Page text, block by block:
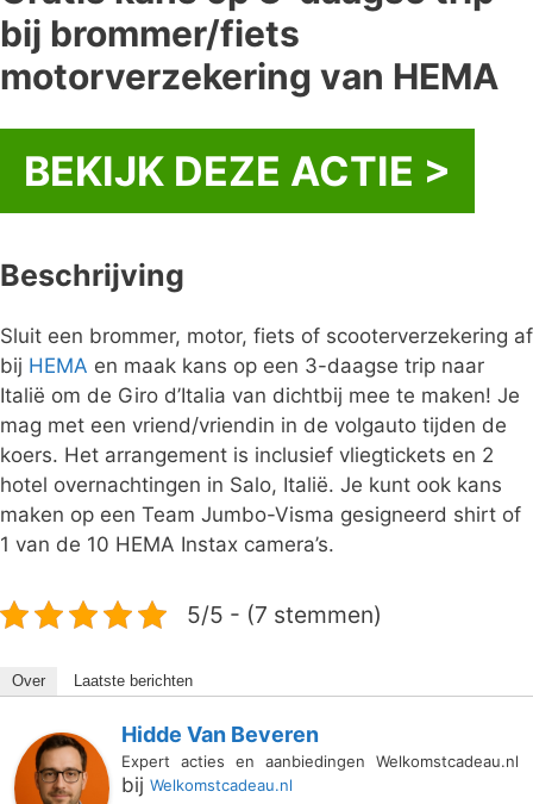
bij brommer/fiets
motorverzekering van HEMA
BEKIJK DEZE ACTIE >
Beschrijving
Sluit een brommer, motor, fiets of scooterverzekering af
bij HEMA en maak kans op een 3-daagse trip naar
Italië om de Giro d’Italia van dichtbij mee te maken! Je
mag met een vriend/vriendin in de volgauto tijden de
koers. Het arrangement is inclusief vliegtickets en 2
hotel overnachtingen in Salo, Italië. Je kunt ook kans
maken op een Team Jumbo-Visma gesigneerd shirt of
1 van de 10 HEMA Instax camera’s.
5/5 - (7 stemmen)
Over Laatste berichten
Hidde Van Beveren
Expert acties en aanbiedingen Welkomstcadeau.nl
bij Welkomstcadeau.nl